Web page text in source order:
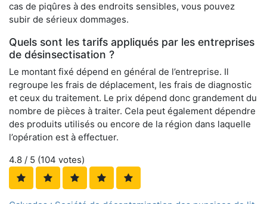
cas de piqûres à des endroits sensibles, vous pouvez
subir de sérieux dommages.
Quels sont les tarifs appliqués par les entreprises
de désinsectisation ?
Le montant fixé dépend en général de l’entreprise. Il
regroupe les frais de déplacement, les frais de diagnostic
et ceux du traitement. Le prix dépend donc grandement du
nombre de pièces à traiter. Cela peut également dépendre
des produits utilisés ou encore de la région dans laquelle
l’opération est à effectuer.
4.8 / 5 (104 votes)